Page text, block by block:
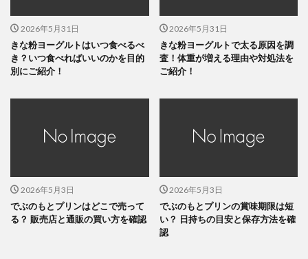
2026年5月31日
きな粉ヨーグルトはいつ食べるべ
き？いつ食べればいいのかを目的
別にご紹介！
2026年5月31日
きな粉ヨーグルトで太る原因を調
査！体重が増える理由や対処法を
ご紹介！
2026年5月3日
でぶのもとプリンはどこで売って
る？ 販売店と通販の買い方を確認
2026年5月3日
でぶのもとプリンの賞味期限は短
い？ 日持ちの目安と保存方法を確
認